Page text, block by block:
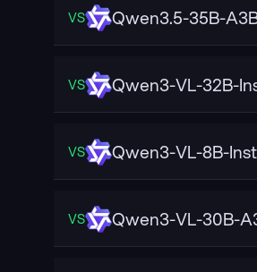
VS Qwen3.5-35B-
VS Qwen3-VL-32B-
VS Qwen3-VL-8B-
VS Qwen3-VL-30B-